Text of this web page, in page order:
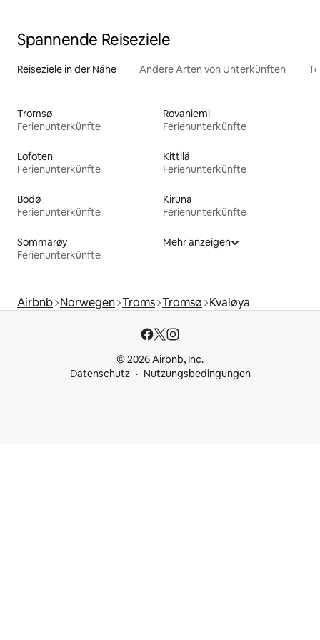
Spannende Reiseziele
Reiseziele in der Nähe Andere Arten von Unterkünften
Tromsø
Ferienunterkünfte
Rovaniemi
Ferienunterkünfte
Lofoten
Ferienunterkünfte
Kittilä
Ferienunterkünfte
Bodø
Ferienunterkünfte
Kiruna
Ferienunterkünfte
Sommarøy
Ferienunterkünfte
Mehr anzeigen
Airbnb Norwegen Troms Tromsø Kvaløya
© 2026 Airbnb, Inc.
Datenschutz
Nutzungsbedingungen